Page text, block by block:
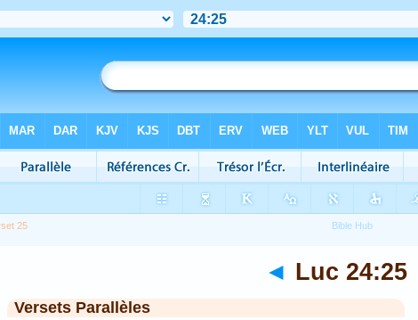
25
◄ Luc 24:25
Versets Parallèles